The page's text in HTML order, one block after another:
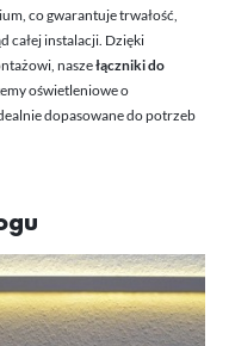
co gwarantuje trwałość,
całej instalacji. Dzięki
naszełączniki do
oświetleniowe o
dopasowane do potrzeb